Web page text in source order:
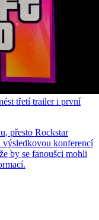
třetí trailer i první
přesto Rockstar
výsledkovou konferencí
by se fanoušci mohli